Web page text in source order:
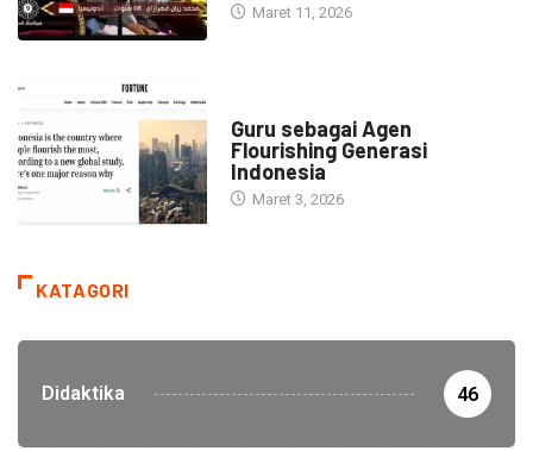
Maret 11, 2026
Guru sebagai Agen
Flourishing Generasi
Indonesia
Maret 3, 2026
KATAGORI
Didaktika 46